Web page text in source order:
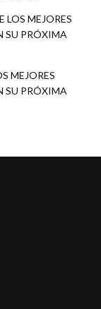
LOS MEJORES
SU PRÓXIMA
MEJORES
SU PRÓXIMA